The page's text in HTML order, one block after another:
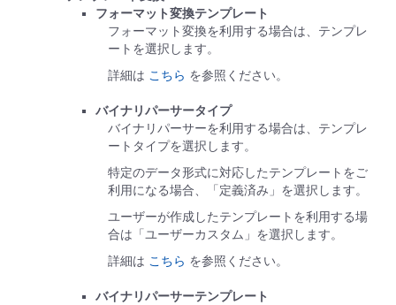
フォーマット変換テンプレート
フォーマット変換を利用する場合は、テンプレ
ートを選択します。
詳細は こちら を参照ください。
バイナリパーサータイプ
バイナリパーサーを利用する場合は、テンプレ
ートタイプを選択します。
特定のデータ形式に対応したテンプレートをご
利用になる場合、「定義済み」を選択します。
ユーザーが作成したテンプレートを利用する場
合は「ユーザーカスタム」を選択します。
詳細は こちら を参照ください。
バイナリパーサーテンプレート